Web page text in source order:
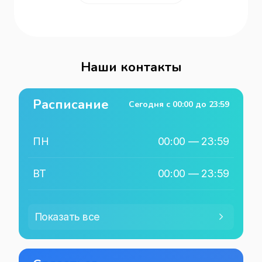
Наши контакты
Расписание Сегодня с 00:00 до 23:59
ПН 00:00 — 23:59
ВТ 00:00 — 23:59
ЧТ 00:00—23:59
Показать все